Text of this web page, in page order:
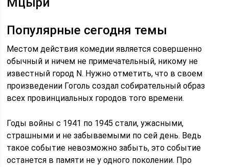
Популярные сегодня темы
Местом действия комедии является совершенно
обычный и ничем не примечательный, никому не
известный город N. Нужно отметить, что в своем
произведении Гоголь создал собирательный образ
всех провинциальных городов того времени.
Годы войны с 1941 по 1945 стали, ужасными,
страшными и не забываемыми по сей день. Ведь
такое событие невозможно забыть, это событие
останется в памяти не у одного поколении. Про